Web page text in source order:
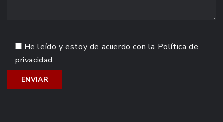
He leído y estoy de acuerdo con la Política de
privacidad